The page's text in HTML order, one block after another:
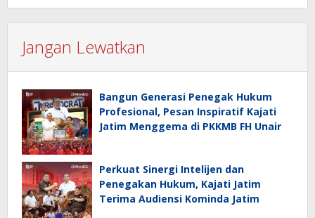
Jangan Lewatkan
Bangun Generasi Penegak Hukum
Profesional, Pesan Inspiratif Kajati
Jatim Menggema di PKKMB FH Unair
Perkuat Sinergi Intelijen dan
Penegakan Hukum, Kajati Jatim
Terima Audiensi Kominda Jatim